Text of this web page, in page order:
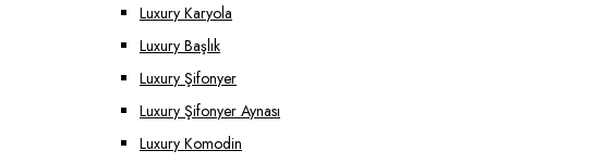
Luxury Karyola
Luxury Başlık
Luxury Şifonyer
Luxury Şifonyer Aynası
Luxury Komodin